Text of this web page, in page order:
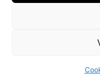
© 2026